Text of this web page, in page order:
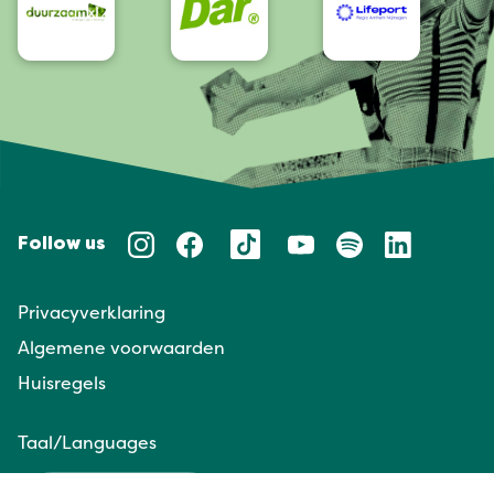
Follow us
Privacyverklaring
Algemene voorwaarden
Huisregels
Taal/Languages